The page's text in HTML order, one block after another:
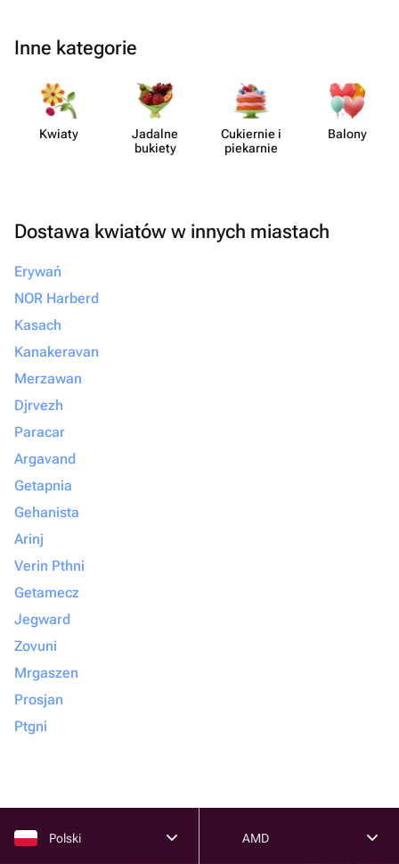
Inne kategorie
Kwiaty
Jadalne
bukiety
Cukiernie i
piekarnie
Balony
Dostawa kwiatów w innych miastach
Erywań
NOR Harberd
Kasach
Kanakeravan
Merzawan
Djrvezh
Paracar
Argavand
Getapnia
Gehanista
Arinj
Verin Pthni
Getamecz
Jegward
Zovuni
Mrgaszen
Prosjan
Ptgni
Polski AMD